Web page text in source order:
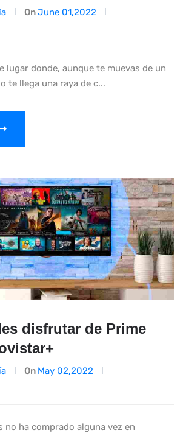
OnJune 01,2022
lugar donde, aunque te muevas de un
te llega una raya de c...
disfrutar de Prime
On May 02,2022
no ha comprado alguna vez en